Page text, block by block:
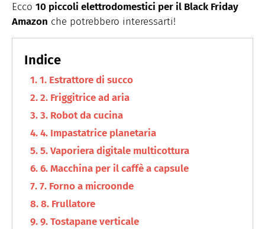
Ecco 10 piccoli elettrodomestici per il Black Friday
Amazon che potrebbero interessarti!
1. Estrattore di succo
2. Friggitrice ad aria
3. Robot da cucina
4. Impastatrice planetaria
5. Vaporiera digitale multicottura
6. Macchina per il caffè a capsule
7. Forno a microonde
8. Frullatore
9. Tostapane verticale